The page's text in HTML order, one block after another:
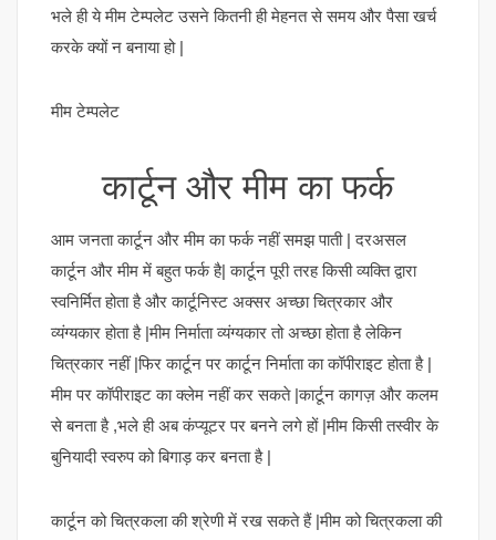
भले ही ये मीम टेम्पलेट उसने कितनी ही मेहनत से समय और पैसा खर्च
करके क्यों न बनाया हो |
मीम टेम्पलेट
कार्टून और मीम का फर्क
आम जनता कार्टून और मीम का फर्क नहीं समझ पाती | दरअसल
कार्टून और मीम में बहुत फर्क है| कार्टून पूरी तरह किसी व्यक्ति द्वारा
स्वनिर्मित होता है और कार्टूनिस्ट अक्सर अच्छा चित्रकार और
व्यंग्यकार होता है |मीम निर्माता व्यंग्यकार तो अच्छा होता है लेकिन
चित्रकार नहीं |फिर कार्टून पर कार्टून निर्माता का कॉपीराइट होता है |
मीम पर कॉपीराइट का क्लेम नहीं कर सकते |कार्टून कागज़ और कलम
से बनता है ,भले ही अब कंप्यूटर पर बनने लगे हों |मीम किसी तस्वीर के
बुनियादी स्वरुप को बिगाड़ कर बनता है |
कार्टून को चित्रकला की श्रेणी में रख सकते हैं |मीम को चित्रकला की